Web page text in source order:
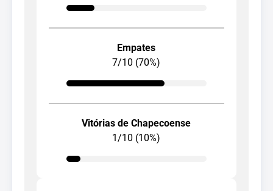
Empates
7/10 (70%)
Vitórias de Chapecoense
1/10 (10%)